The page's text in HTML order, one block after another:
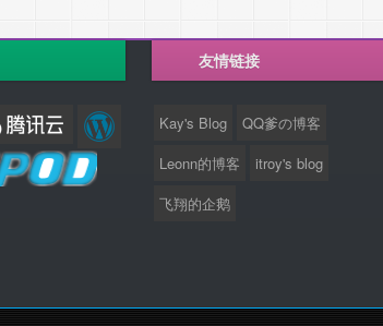
友情链接
Kay's Blog
QQ爹の博客
Leonn的博客
itroy's blog
飞翔的企鹅